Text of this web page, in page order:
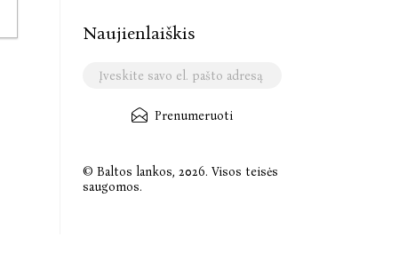
Naujienlaiškis
Prenumeruoti
© Baltos lankos, 2026. Visos teisės
saugomos.